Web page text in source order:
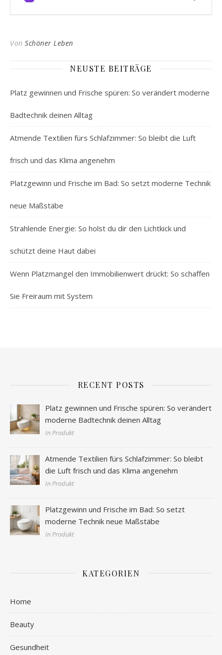
Von Schöner Leben
NEUSTE BEITRÄGE
Platz gewinnen und Frische spüren: So verändert moderne
Badtechnik deinen Alltag
Atmende Textilien fürs Schlafzimmer: So bleibt die Luft
frisch und das Klima angenehm
Platzgewinn und Frische im Bad: So setzt moderne Technik
neue Maßstäbe
Strahlende Energie: So holst du dir den Lichtkick und
schützt deine Haut dabei
Wenn Platzmangel den Immobilienwert drückt: So schaffen
Sie Freiraum mit System
RECENT POSTS
Platz gewinnen und Frische spüren: So verändert
moderne Badtechnik deinen Alltag
In Produkt
Atmende Textilien fürs Schlafzimmer: So bleibt
die Luft frisch und das Klima angenehm
In Produkt
Platzgewinn und Frische im Bad: So setzt
moderne Technik neue Maßstäbe
In Produkt
KATEGORIEN
Home
Beauty
Gesundheit